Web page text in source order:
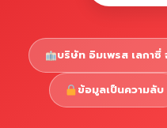
บริษัท อิมเพรส เลกาซี่
ข้อมูลเป็นความลับ